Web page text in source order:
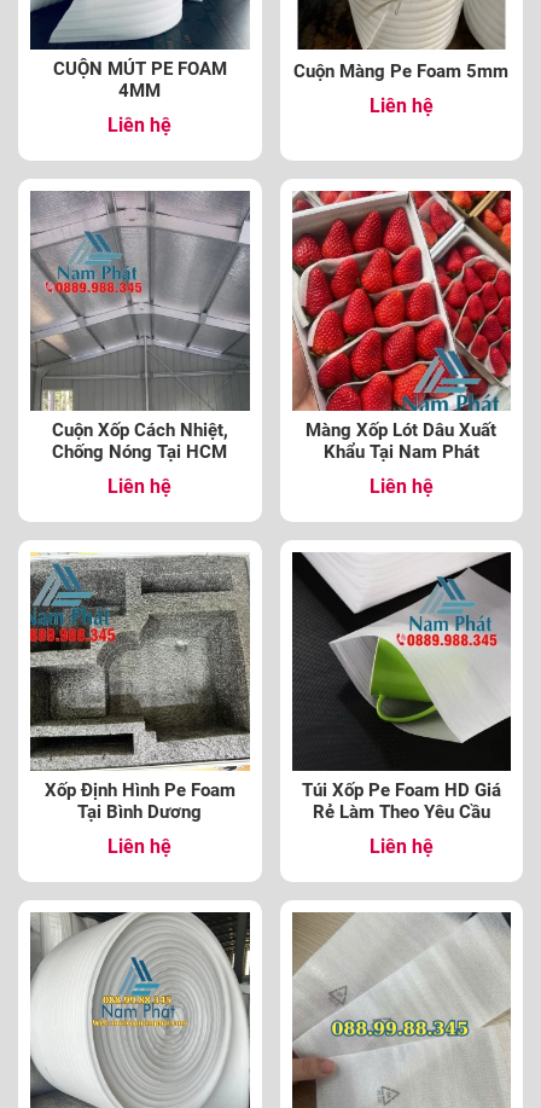
CUỘN MÚT PE FOAM
4MM
Liên hệ
Cuộn Màng Pe Foam 5mm
Liên hệ
Cuộn Xốp Cách Nhiệt,
Chống Nóng Tại HCM
Liên hệ
Màng Xốp Lót Dâu Xuất
Khẩu Tại Nam Phát
Liên hệ
Xốp Định Hình Pe Foam
Tại Bình Dương
Liên hệ
Túi Xốp Pe Foam HD Giá
Rẻ Làm Theo Yêu Cầu
Liên hệ